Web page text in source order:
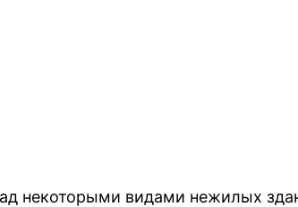
некоторыми видами нежилых